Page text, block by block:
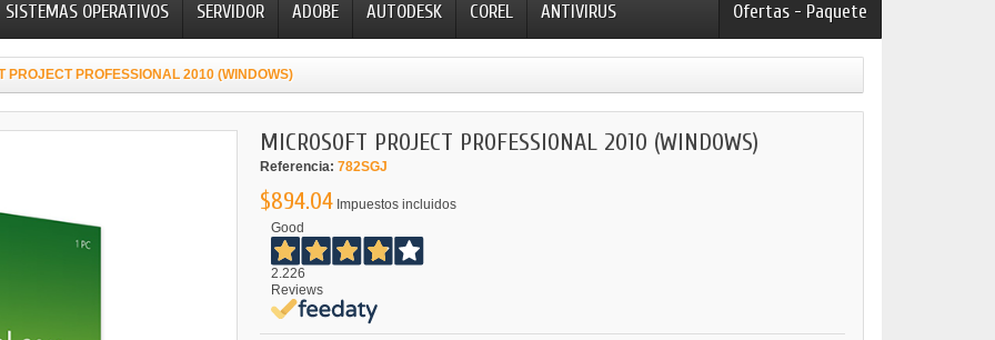
Ofertas - Paquete
SISTEMAS OPERATIVOS SERVIDOR ADOBE AUTODESK COREL ANTIVIRUS
PROJECT PROFESSIONAL 2010 (WINDOWS)
MICROSOFT PROJECT PROFESSIONAL 2010 (WINDOWS)
Referencia: 782SGJ
$894.04 Impuestos incluidos
Good
2.226
Reviews